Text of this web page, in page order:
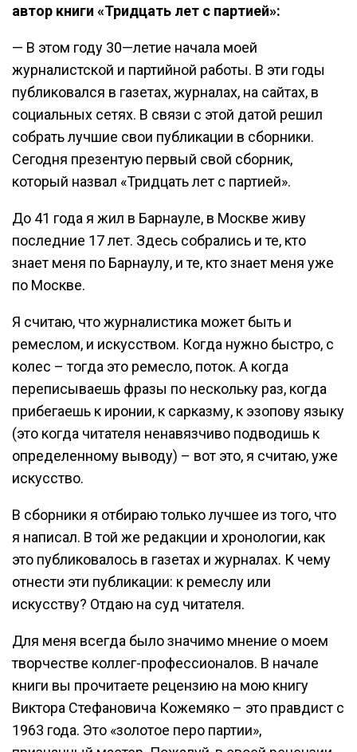
автор книги «Тридцать лет с партией»:
— В этом году 30—летие начала моей
журналистской и партийной работы. В эти годы
публиковался в газетах, журналах, на сайтах, в
социальных сетях. В связи с этой датой решил
собрать лучшие свои публикации в сборники.
Сегодня презентую первый свой сборник,
который назвал «Тридцать лет с партией».
До 41 года я жил в Барнауле, в Москве живу
последние 17 лет. Здесь собрались и те, кто
знает меня по Барнаулу, и те, кто знает меня уже
по Москве.
Я считаю, что журналистика может быть и
ремеслом, и искусством. Когда нужно быстро, с
колес – тогда это ремесло, поток. А когда
переписываешь фразы по нескольку раз, когда
прибегаешь к иронии, к сарказму, к эзопову языку
(это когда читателя ненавязчиво подводишь к
определенному выводу) – вот это, я считаю, уже
искусство.
В сборники я отбираю только лучшее из того, что
я написал. В той же редакции и хронологии, как
это публиковалось в газетах и журналах. К чему
отнести эти публикации: к ремеслу или
искусству? Отдаю на суд читателя.
Для меня всегда было значимо мнение о моем
творчестве коллег-профессионалов. В начале
книги вы прочитаете рецензию на мою книгу
Виктора Стефановича Кожемяко – это правдист с
1963 года. Это «золотое перо партии»,